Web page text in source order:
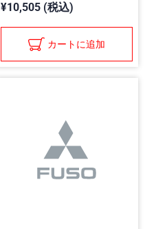
¥10,505 (税込)
カートに追加